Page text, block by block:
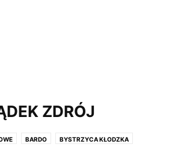
ZDRÓJ
BARDO BYSTRZYCA KŁODZKA